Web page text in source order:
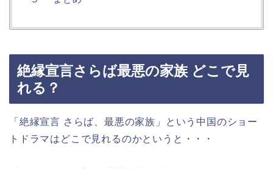
絶縁宣言さらば最悪の家族 どこで見
れる？
「絶縁宣言 さらば、最悪の家族」
という中国のショー
トドラマはどこで見れるのかというと・・・